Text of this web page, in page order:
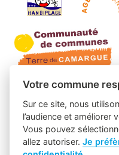
Votre commune
Sur ce site, nous
l’audience et améliorer
Vous pouvez
allez autoriser.Je